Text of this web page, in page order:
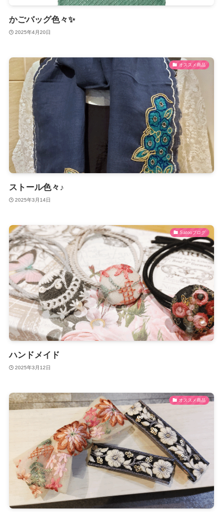
かごバッグ色々✨
2025年4月20日
オススメ商品
ストール色々♪
2025年3月14日
Satooブログ
ハンドメイド
2025年3月12日
オススメ商品